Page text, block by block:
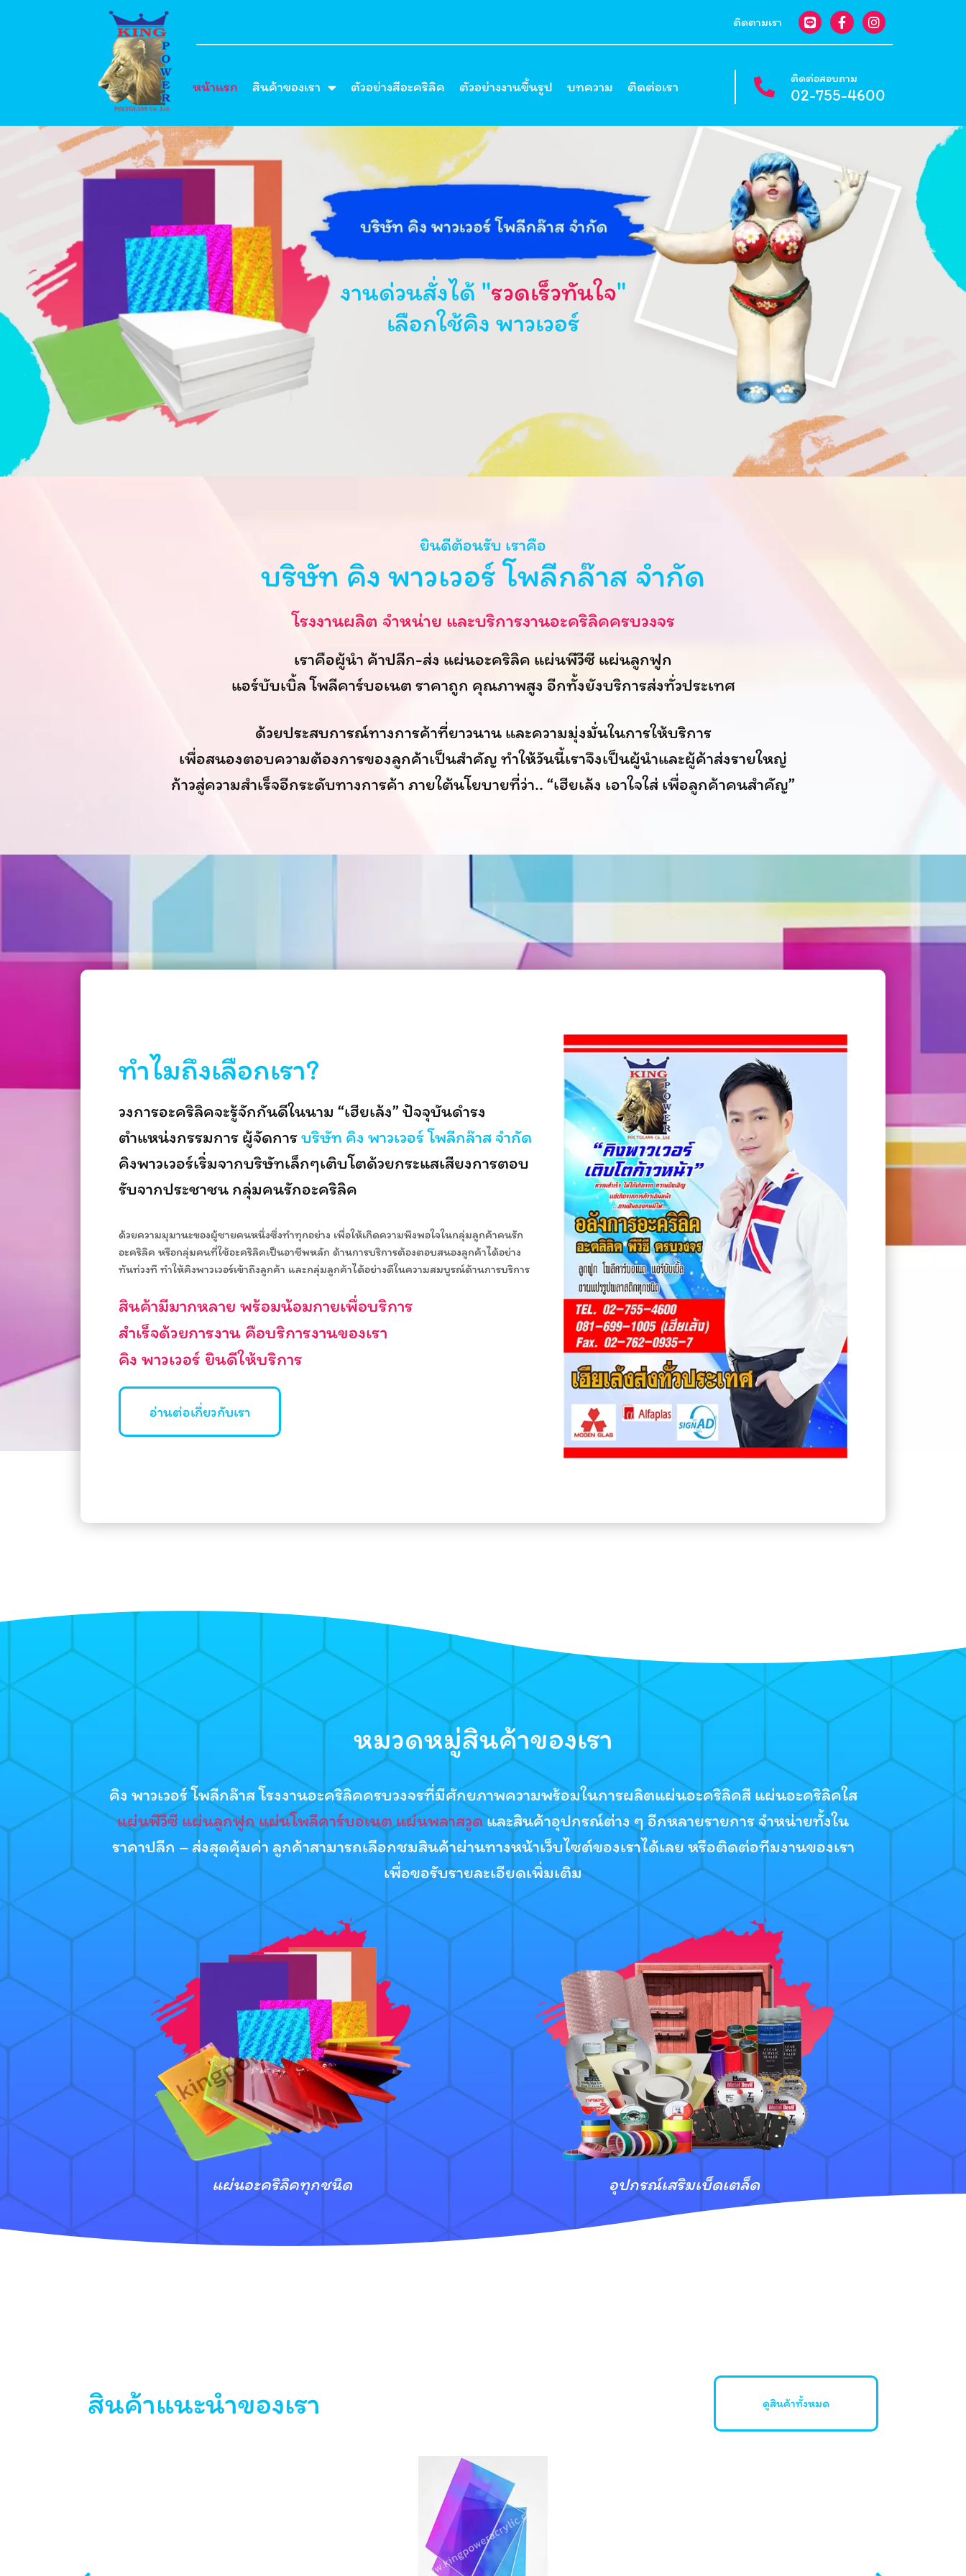
ติดตามเรา
หน้าแรก สินค้าของเรา ตัวอย่างสีอะคริลิค ตัวอย่างงานขึ้นรูป บทความ ติดต่อเรา
ติดต่อสอบถาม
02-755-4600
งานด่วนสั่งได้ "รวดเร็วทันใจ"
เลือกใช้คิง พาวเวอร์
ยินดีต้อนรับ เราคือ
บริษัท คิง พาวเวอร์ โพลีกล๊าส จำกัด
โรงงานผลิต จำหน่าย และบริการงานอะคริลิคครบวงจร
เราคือผู้นำ ค้าปลีก-ส่ง แผ่นอะคริลิค แผ่นพีวีซี แผ่นลูกฟูก
แอร์บับเบิ้ล โพลีคาร์บอเนต ราคาถูก คุณภาพสูง อีกทั้งยังบริการส่งทั่วประเทศ
ด้วยประสบการณ์ทางการค้าที่ยาวนาน และความมุ่งมั่นในการให้บริการ
เพื่อสนองตอบความต้องการของลูกค้าเป็นสำคัญ ทำให้วันนี้เราจึงเป็นผู้นำและผู้ค้าส่งรายใหญ่
ก้าวสู่ความสำเร็จอีกระดับทางการค้า ภายใต้นโยบายที่ว่า.. “เฮียเล้ง เอาใจใส่ เพื่อลูกค้าคนสำคัญ”
ทำไมถึงเลือกเรา?
วงการอะคริลิคจะรู้จักกันดีในนาม “เฮียเล้ง” ปัจจุบันดำรง
ตำแหน่งกรรมการ ผู้จัดการบริษัท คิง พาวเวอร์ โพลีกล๊าส จำกัด
คิงพาวเวอร์เริ่มจากบริษัทเล็กๆเติบโตด้วยกระแสเสียงการตอบ
รับจากประชาชน กลุ่มคนรักอะคริลิค
ด้วยความมุมานะของผู้ชายคนหนึ่งซึ่งทำทุกอย่าง เพื่อให้เกิดความพึงพอใจในกลุ่มลูกค้าคนรัก
อะคริลิค หรือกลุ่มคนที่ใช้อะคริลิคเป็นอาชีพหลัก ด้านการบริการต้องตอบสนองลูกค้าได้อย่าง
ทันท่วงที ทำให้คิงพาวเวอร์เข้าถึงลูกค้า และกลุ่มลูกค้าได้อย่างดีในความสมบูรณ์ด้านการบริการ
สินค้ามีมากหลาย พร้อมน้อมกายเพื่อบริการ
สำเร็จด้วยการงาน คือบริการงานของเรา
คิง พาวเวอร์ ยินดีให้บริการ
อ่านต่อเกี่ยวกับเรา
หมวดหมู่สินค้าของเรา
คิง พาวเวอร์ โพลีกล๊าส โรงงานอะคริลิคครบวงจรที่มีศักยภาพความพร้อมในการผลิตแผ่นอะคริลิคสี แผ่นอะคริลิคใส
แผ่นพีวีซี แผ่นลูกฟูก แผ่นโพลีคาร์บอเนต แผ่นพลาสวูดและสินค้าอุปกรณ์ต่าง ๆ อีกหลายรายการ จำหน่ายทั้งใน
ราคาปลีก – ส่งสุดคุ้มค่า ลูกค้าสามารถเลือกชมสินค้าผ่านทางหน้าเว็บไซต์ของเราได้เลย หรือติดต่อทีมงานของเรา
เพื่อขอรับรายละเอียดเพิ่มเติม
แผ่นอะคริลิคทุกชนิด อุปกรณ์เสริมเบ็ดเตล็ด
สินค้าแนะนำของเรา ดูสินค้าทั้งหมด